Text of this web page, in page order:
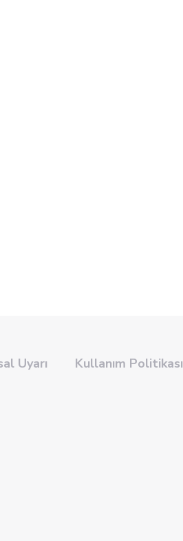
Uyarı
Kullanım Politikası